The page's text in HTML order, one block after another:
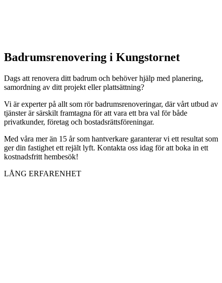
Badrumsrenovering i Kungstornet
Dags att renovera ditt badrum och behöver hjälp med planering,
samordning av ditt projekt eller plattsättning?
Vi är experter på allt som rör badrumsrenoveringar, där vårt utbud av
tjänster är särskilt framtagna för att vara ett bra val för både
privatkunder, företag och bostadsrättsföreningar.
Med våra mer än 15 år som hantverkare garanterar vi ett resultat som
ger din fastighet ett rejält lyft. Kontakta oss idag för att boka in ett
kostnadsfritt hembesök!
LÅNG ERFARENHET